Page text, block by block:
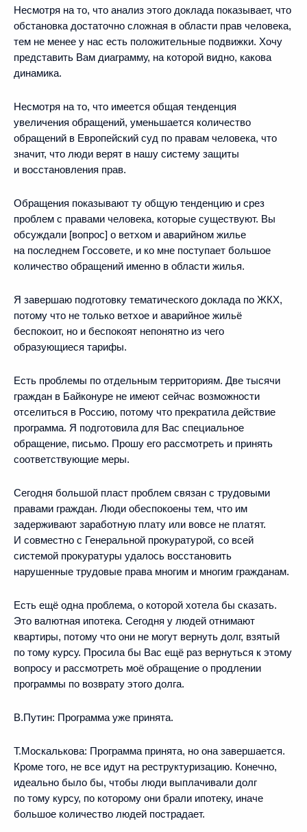
Несмотря на то, что анализ этого доклада показывает, что
обстановка достаточно сложная в области прав человека,
тем не менее у нас есть положительные подвижки. Хочу
представить Вам диаграмму, на которой видно, какова
динамика.
Несмотря на то, что имеется общая тенденция
увеличения обращений, уменьшается количество
обращений в Европейский суд по правам человека, что
значит, что люди верят в нашу систему защиты
и восстановления прав.
Обращения показывают ту общую тенденцию и срез
проблем с правами человека, которые существуют. Вы
обсуждали [вопрос] о ветхом и аварийном жилье
на последнем Госсовете, и ко мне поступает большое
количество обращений именно в области жилья.
Я завершаю подготовку тематического доклада по ЖКХ,
потому что не только ветхое и аварийное жильё
беспокоит, но и беспокоят непонятно из чего
образующиеся тарифы.
Есть проблемы по отдельным территориям. Две тысячи
граждан в Байконуре не имеют сейчас возможности
отселиться в Россию, потому что прекратила действие
программа. Я подготовила для Вас специальное
обращение, письмо. Прошу его рассмотреть и принять
соответствующие меры.
Сегодня большой пласт проблем связан с трудовыми
правами граждан. Люди обеспокоены тем, что им
задерживают заработную плату или вовсе не платят.
И совместно с Генеральной прокуратурой, со всей
системой прокуратуры удалось восстановить
нарушенные трудовые права многим и многим гражданам.
Есть ещё одна проблема, о которой хотела бы сказать.
Это валютная ипотека. Сегодня у людей отнимают
квартиры, потому что они не могут вернуть долг, взятый
по тому курсу. Просила бы Вас ещё раз вернуться к этому
вопросу и рассмотреть моё обращение о продлении
программы по возврату этого долга.
В.Путин: Программа уже принята.
Т.Москалькова: Программа принята, но она завершается.
Кроме того, не все идут на реструктуризацию. Конечно,
идеально было бы, чтобы люди выплачивали долг
по тому курсу, по которому они брали ипотеку, иначе
большое количество людей пострадает.